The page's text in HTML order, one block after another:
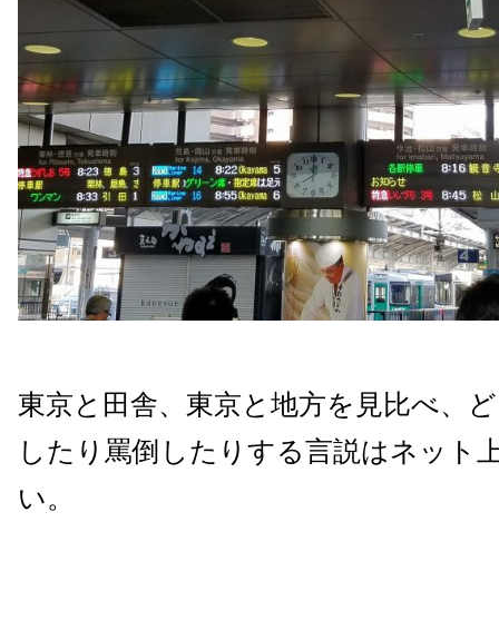
東京と田舎、東京と地方を見比べ、
したり罵倒したりする言説はネット
い。